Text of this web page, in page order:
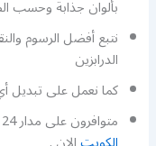
بألوان جذابة وحسب
نتبع أفضل الرسوم
الدرابزين
كما نعمل على تبديل
متوافرون على مدار 24 ساعة وطيلة أيام الأسبوع اطلب